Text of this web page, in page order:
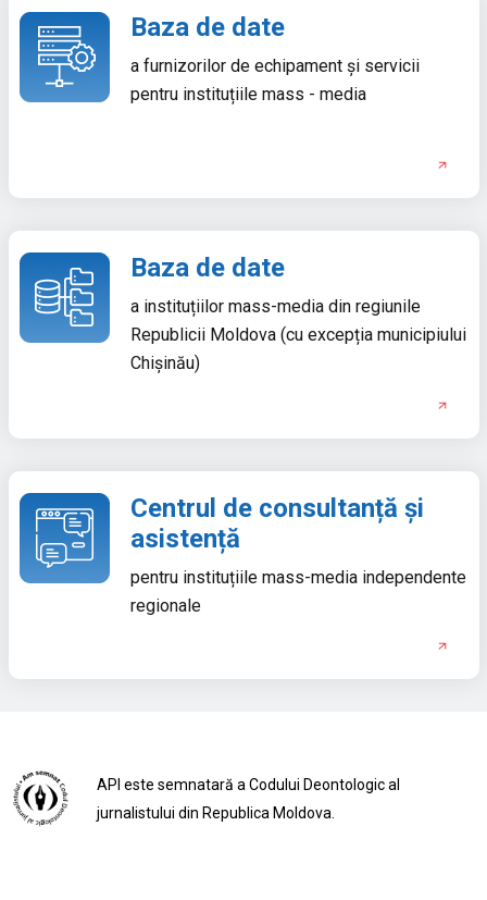
Baza de date
a furnizorilor de echipament și servicii
pentru instituțiile mass - media
Baza de date
a instituțiilor mass-media din regiunile
Republicii Moldova (cu excepția municipiului
Chișinău)
Centrul de consultanță și
asistență
pentru instituțiile mass-media independente
regionale
API este semnatară a Codului Deontologic al
jurnalistului din Republica Moldova.